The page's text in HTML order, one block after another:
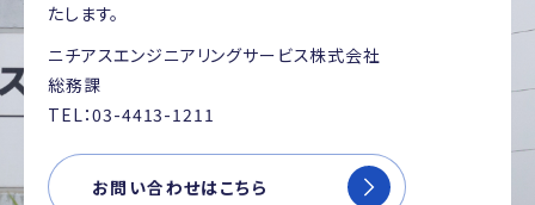
たします。
ニチアスエンジニアリングサービス株式会社
総務課
TEL：03-4413-1211
お問い合わせはこちら